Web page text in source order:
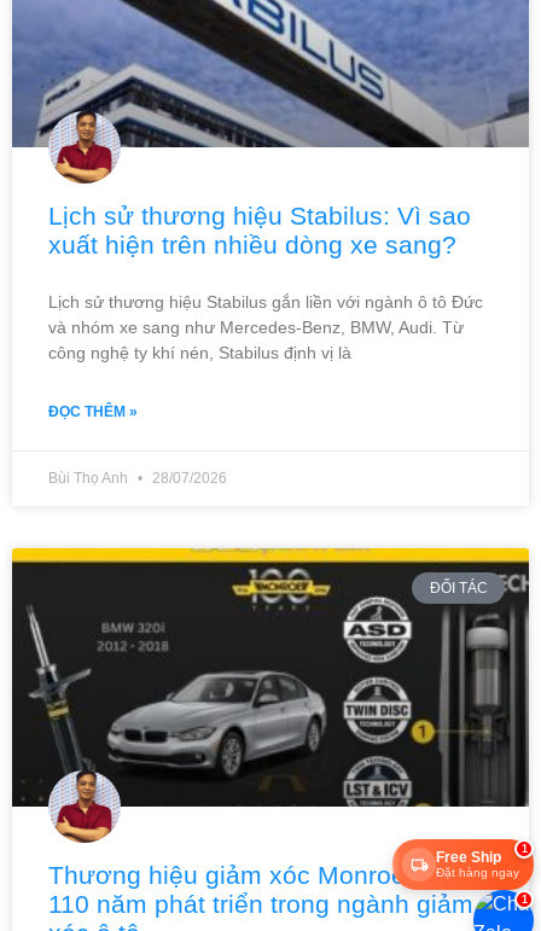
Lịch sử thương hiệu Stabilus: Vì sao
xuất hiện trên nhiều dòng xe sang?
Lịch sử thương hiệu Stabilus gắn liền với ngành ô tô Đức
và nhóm xe sang như Mercedes-Benz, BMW, Audi. Từ
công nghệ ty khí nén, Stabilus định vị là
ĐỌC THÊM »
Bùi Thọ Anh 28/07/2026
ĐỐI TÁC
Thương hiệu giảm xóc Monroe: Hơn
110 năm phát triển trong ngành giảm
1
Free Ship
Đặt hàng ngay
1